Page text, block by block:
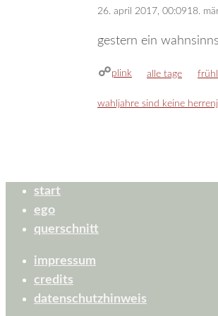
26. april 2017, 00:0918.
gestern ein
plink kategorien
alle tage
wahljahre sind keine
start
ego
querschnitt
impressum
credits
datenschutzhinweis